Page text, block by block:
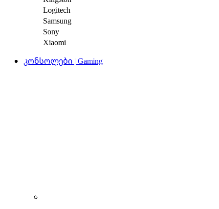
Logitech
Samsung
Sony
Xiaomi
კონსოლები | Gaming